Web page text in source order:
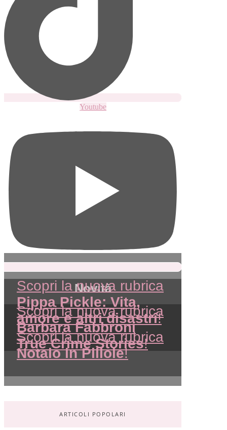
Youtube
Novità
Scopri la nuova rubrica
Pippa Pickle: Vita,
amore e altri disastri!
Scopri la nuova rubrica
Barbara Fabbroni
True Crime Stories!
Scopri la nuova rubrica
Notaio in Pillole!
ARTICOLI POPOLARI